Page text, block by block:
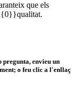
que els
pregunta, envieu un
o feu clic a l'enllaç